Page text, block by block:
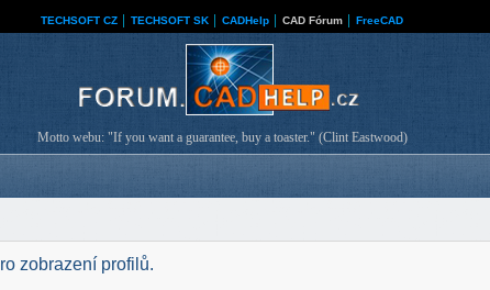
TECHSOFT CZ TECHSOFT SK CADHelp CAD Fórum FreeCAD
Motto webu: "If you want a guarantee, buy a toaster." (Clint Eastwood)
zobrazení profilů.